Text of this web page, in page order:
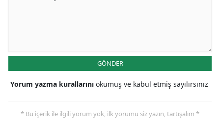
GÖNDER
Yorum yazma kurallarını okumuş ve kabul etmiş sayılırsınız
* Bu içerik ile ilgili yorum yok, ilk yorumu siz yazın, tartışalım *